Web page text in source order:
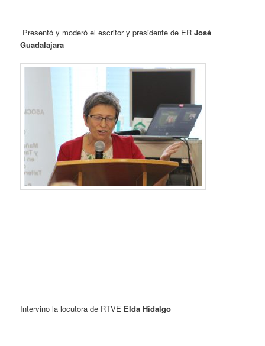
Presentó y moderó el escritor y presidente de ERJosé
Guadalajara
Intervino la locutora de RTVE Elda Hidalgo